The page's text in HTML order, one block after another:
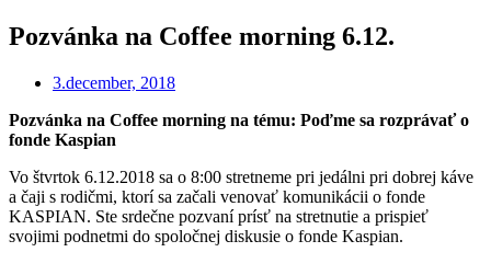
Pozvánka na Coffee morning 6.12.
3.december, 2018
Pozvánka na Coffee morning na tému: Poďme sa rozprávať o
fonde Kaspian
Vo štvrtok 6.12.2018 sa o 8:00 stretneme pri jedálni pri dobrej káve
a čaji s rodičmi, ktorí sa začali venovať komunikácii o fonde
KASPIAN. Ste srdečne pozvaní prísť na stretnutie a prispieť
svojimi podnetmi do spoločnej diskusie o fonde Kaspian.